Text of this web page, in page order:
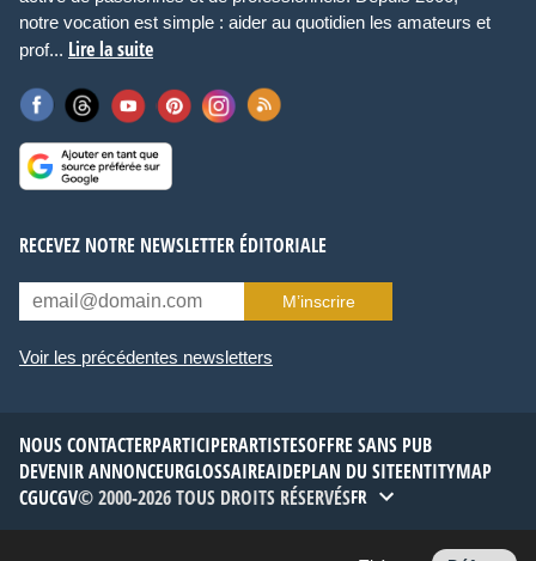
notre vocation est simple : aider au quotidien les amateurs et
prof... Lire la suite
RECEVEZ NOTRE NEWSLETTER ÉDITORIALE
M’inscrire
Voir les précédentes newsletters
NOUS CONTACTERPARTICIPERARTISTESOFFRE SANS PUB
DEVENIR ANNONCEURGLOSSAIREAIDEPLAN DU SITEENTITYMAP
CGUCGV© 2000-2026 TOUS DROITS RÉSERVÉSFR